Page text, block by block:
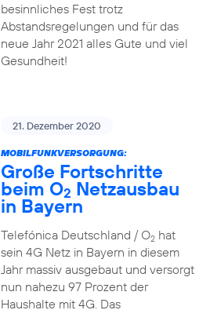
besinnliches Fest trotz
Abstandsregelungen und für das
neue Jahr 2021 alles Gute und viel
Gesundheit!
21. Dezember 2020
MOBILFUNKVERSORGUNG:
Große Fortschritte
beim O2 Netzausbau
in Bayern
Telefónica Deutschland / O2hat
sein 4G Netz in Bayern in diesem
Jahr massiv ausgebaut und versorgt
nun nahezu 97 Prozent der
Haushalte mit 4G. Das